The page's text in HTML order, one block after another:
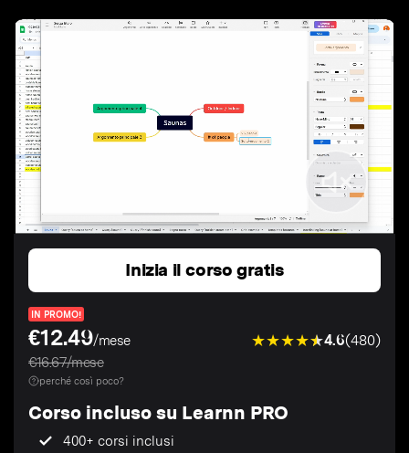
Inizia il corso gratis
IN PROMO!
€12.49/mese
€16.67/mese
4.6(480)
perché così poco?
Corso incluso su Learnn PRO
400+ corsi inclusi